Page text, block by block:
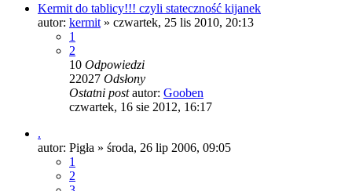
Kermit do tablicy!!! czyli stateczność kijanek
autor: kermit » czwartek, 25 lis 2010, 20:13
1
2
10 Odpowiedzi
22027 Odsłony
Ostatni postautor: Gooben
czwartek, 16 sie 2012, 16:17
.
autor: Pigła » środa, 26 lip 2006, 09:05
1
2